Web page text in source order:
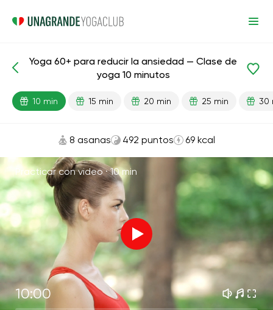
Lecciones preparadas Edad
Yoga 60+ para reducir la ansiedad — Clase de
yoga 10 minutos
10 min 15 min 20 min 25 min 30
8 asanas 492 puntos 69 kcal
Practicar con video ·10 min
10:00